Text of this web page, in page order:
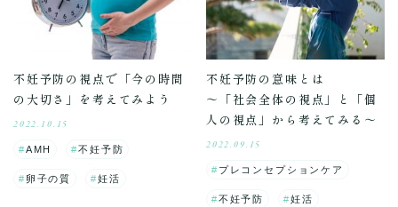
不妊予防の視点で「今の時間
の大切さ」を考えてみよう
2022.10.15
AMH 不妊予防
卵子の質 妊活
不妊予防の意味とは
～「社会全体の視点」と「個
人の視点」から考えてみる～
2022.09.15
プレコンセプションケア
不妊予防 妊活